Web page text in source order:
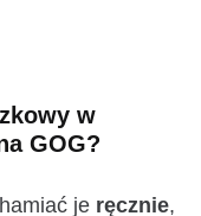
w
GOG?
je ręcznie,